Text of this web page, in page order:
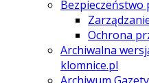
Bezpieczeństwo
Ochrona
Archiwalna
klomnice.pl